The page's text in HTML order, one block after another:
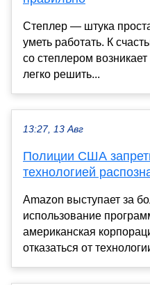
Степлер — штука
уметь работать. К
со степлером
легко решить...
13:27, 13 Авг
Полиции США
технологией
Amazon выступает за
использование
американская
отказаться от